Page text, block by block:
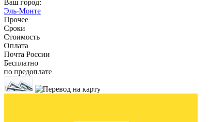
Ваш город:
Эль-Монте
Прочее
Сроки
Стоимость
Оплата
Почта России
Бесплатно
по предоплате